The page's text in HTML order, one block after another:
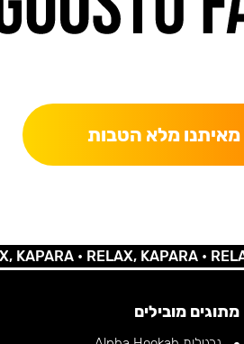
מאיתנו מלא הטבות
•RELAX, KAPARA •RELAX,
מתוגים מובילים